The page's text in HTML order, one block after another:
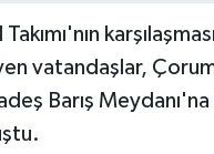
vatandaşlar,
Barış